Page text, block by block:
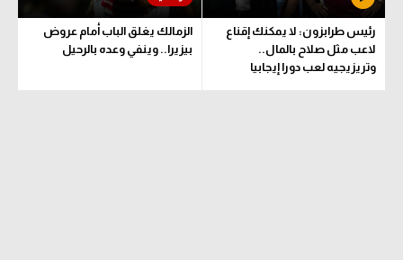
رئيس طرابزون: لا يمكنك إقناع
لاعب مثل صلاح بالمال..
وتريزيجيه لعب دورا إيجابيا
الزمالك يغلق الباب أمام عروض
بيزيرا.. وينفي وعده بالرحيل